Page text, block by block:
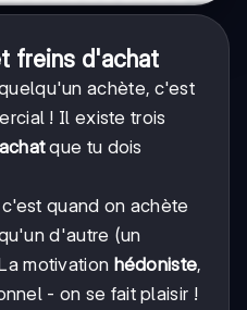
freins d'achat
achète, c'est
! Il existe trois
que tu dois
c'est quand on achète
d'autre (un
motivation hédoniste,
- on se fait plaisir !